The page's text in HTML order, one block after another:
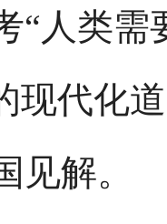
“人类
现代化
见解。